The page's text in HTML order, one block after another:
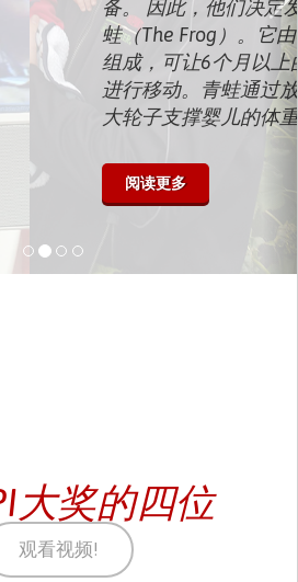
决定发明一个装置--青
。它由带轮子的小工具
月以上的婴儿利用手臂
通过放置于臀部附近的
的体重。
大奖的四位
观看视频!